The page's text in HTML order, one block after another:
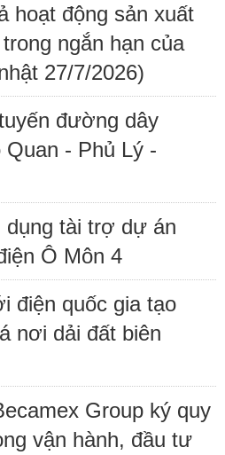
hoạt động sản xuất
ngắn hạn của
27/7/2026)
đường dây
Quan - Phủ Lý -
tài trợ dự án
Ô Môn 4
điện quốc gia tạo
nơi dải đất biên
Group ký quy
vận hành, đầu tư